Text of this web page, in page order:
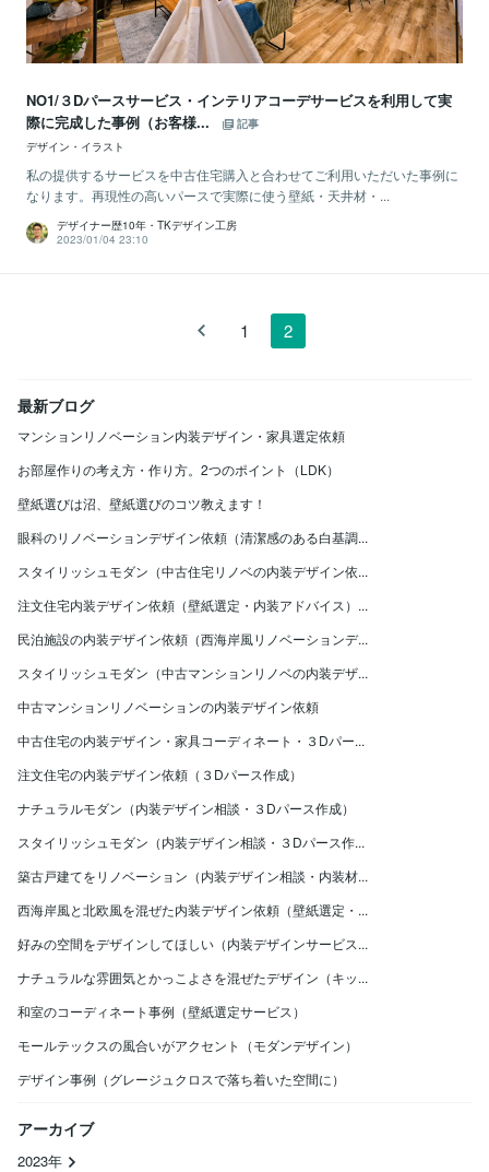
NO1/３Dパースサービス・インテリアコーデサービスを利用して実
際に完成した事例（お客様...
記事
デザイン・イラスト
私の提供するサービスを中古住宅購入と合わせてご利用いただいた事例に
なります。再現性の高いパースで実際に使う壁紙・天井材・...
デザイナー歴10年・TKデザイン工房
2023/01/04 23:10
1 2
最新ブログ
マンションリノベーション内装デザイン・家具選定依頼
お部屋作りの考え方・作り方。2つのポイント（LDK）
壁紙選びは沼、壁紙選びのコツ教えます！
眼科のリノベーションデザイン依頼（清潔感のある白基調...
スタイリッシュモダン（中古住宅リノベの内装デザイン依...
注文住宅内装デザイン依頼（壁紙選定・内装アドバイス）...
民泊施設の内装デザイン依頼（西海岸風リノベーションデ...
スタイリッシュモダン（中古マンションリノベの内装デザ...
中古マンションリノベーションの内装デザイン依頼
中古住宅の内装デザイン・家具コーディネート・３Dパー...
注文住宅の内装デザイン依頼（３Dパース作成）
ナチュラルモダン（内装デザイン相談・３Dパース作成）
スタイリッシュモダン（内装デザイン相談・３Dパース作...
築古戸建てをリノベーション（内装デザイン相談・内装材...
西海岸風と北欧風を混ぜた内装デザイン依頼（壁紙選定・...
好みの空間をデザインしてほしい（内装デザインサービス...
ナチュラルな雰囲気とかっこよさを混ぜたデザイン（キッ...
和室のコーディネート事例（壁紙選定サービス）
モールテックスの風合いがアクセント（モダンデザイン）
デザイン事例（グレージュクロスで落ち着いた空間に）
アーカイブ
2023年